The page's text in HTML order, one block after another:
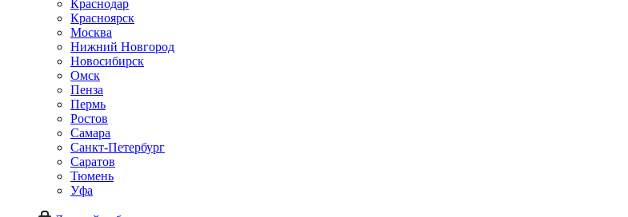
Краснодар
Красноярск
Москва
Нижний Новгород
Новосибирск
Омск
Пенза
Пермь
Ростов
Самара
Санкт-Петербург
Саратов
Тюмень
Уфа